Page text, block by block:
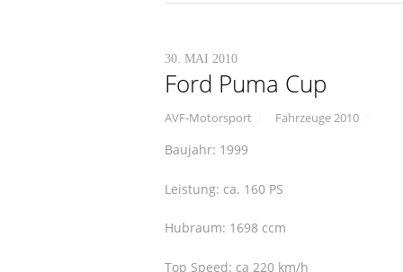
30. MAI 2010
Ford Puma Cup
AVF-Motorsport Fahrzeuge 2010
Baujahr: 1999
Leistung: ca. 160 PS
Hubraum: 1698 ccm
Top Speed: ca 220 km/h